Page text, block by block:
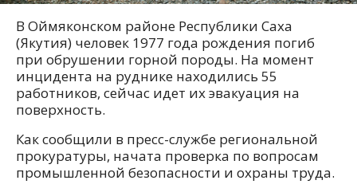
В Оймяконском районе Республики Саха
(Якутия) человек 1977 года рождения погиб
при обрушении горной породы. На момент
инцидента на руднике находились 55
работников, сейчас идет их эвакуация на
поверхность.
Как сообщили в пресс-службе региональной
прокуратуры, начата проверка по вопросам
промышленной безопасности и охраны труда.